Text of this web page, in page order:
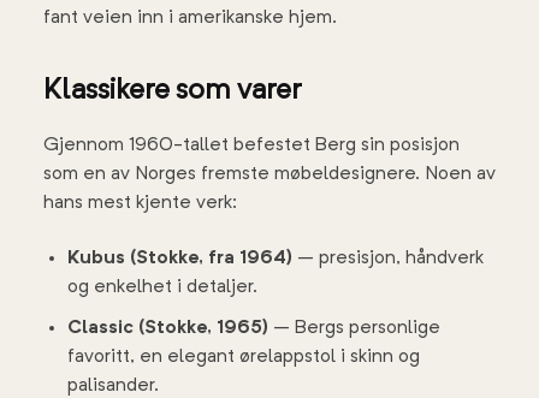
fant veien inn i amerikanske hjem.
Klassikere som varer
Gjennom 1960-tallet befestet Berg sin posisjon
som en av Norges fremste møbeldesignere. Noen av
hans mest kjente verk:
Kubus (Stokke, fra 1964) – presisjon, håndverk
og enkelhet i detaljer.
Classic (Stokke, 1965) – Bergs personlige
favoritt, en elegant ørelappstol i skinn og
palisander.